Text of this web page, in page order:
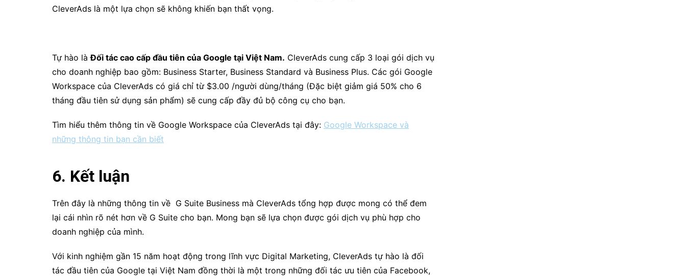
CleverAds là một lựa chọn sẽ không khiến bạn thất vọng.
Tự hào làĐối tác cao cấp đầu tiên của Google tại Việt Nam. CleverAds cung cấp 3 loại gói dịch vụ
cho doanh nghiệp bao gồm: Business Starter, Business Standard và Business Plus. Các gói Google
Workspace của CleverAds có giá chỉ từ $3.00 /người dùng/tháng (Đặc biệt giảm giá 50% cho 6
tháng đầu tiên sử dụng sản phẩm) sẽ cung cấp đầy đủ bộ công cụ cho bạn.
Tìm hiểu thêm thông tin về Google Workspace của CleverAds tại đây: Google Workspace và
những thông tin bạn cần biết
6. Kết luận
Trên đây là những thông tin về G Suite Business mà CleverAds tổng hợp được mong có thể đem
lại cái nhìn rõ nét hơn về G Suite cho bạn. Mong bạn sẽ lựa chọn được gói dịch vụ phù hợp cho
doanh nghiệp của mình.
Với kinh nghiệm gần 15 năm hoạt động trong lĩnh vực Digital Marketing, CleverAds tự hào là đối
tác đầu tiên của Google tại Việt Nam đồng thời là một trong những đối tác ưu tiên của Facebook,